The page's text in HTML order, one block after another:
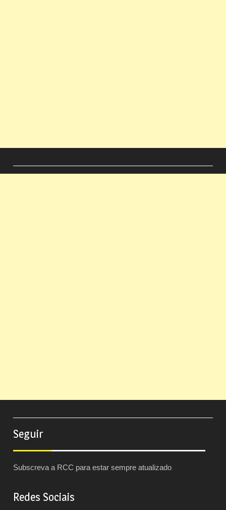
Seguir
Subscreva a RCC para estar sempre atualizado
Redes Sociais